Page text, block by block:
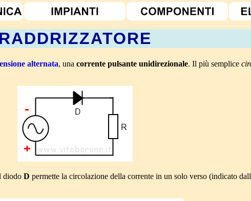
RADDRIZZATORE
alternata, una corrente pulsante unidirezionale. Il più semplice
diodo D permette la circolazione della corrente in un solo verso (indicato